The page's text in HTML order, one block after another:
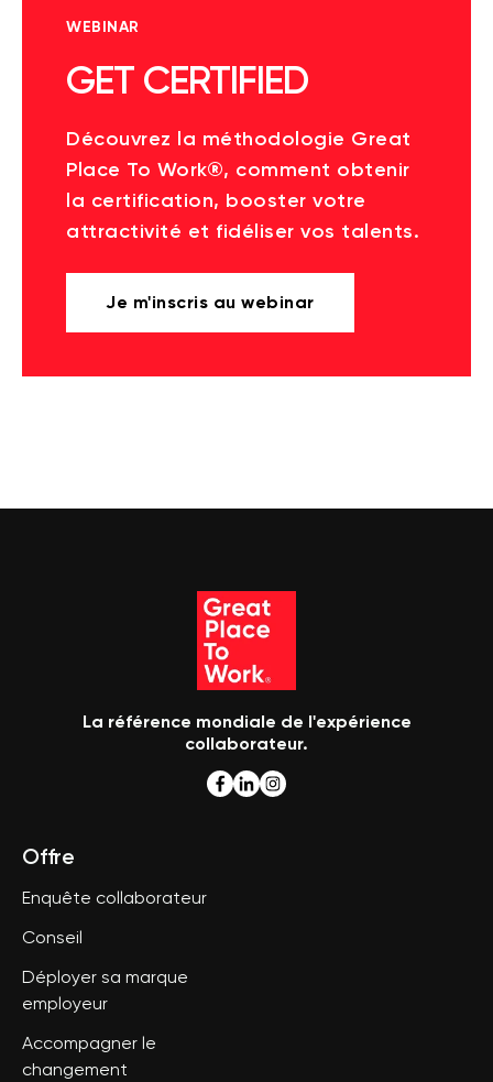
WEBINAR
GET CERTIFIED
Découvrez la méthodologie Great
Place To Work®, comment obtenir
la certification, booster votre
attractivité et fidéliser vos talents.
Je m'inscris au webinar
La référence mondiale de l'expérience
collaborateur.
Offre
Enquête collaborateur
Conseil
Déployer sa marque
employeur
Accompagner le
changement